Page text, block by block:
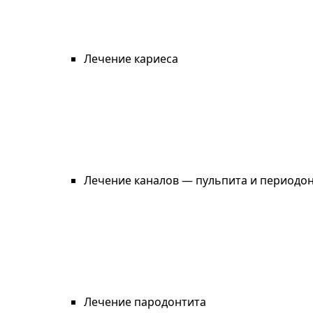
Лечение кариеса
Лечение каналов — пульпита и
Лечение пародонтита